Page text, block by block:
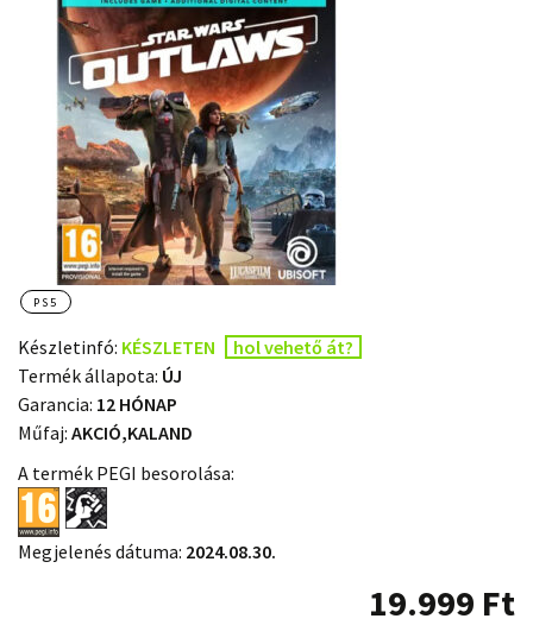
PS5
Készletinfó: KÉSZLETEN
hol vehető át?
Termék állapota: ÚJ
Garancia: 12 HÓNAP
Műfaj: AKCIÓ,KALAND
A termék PEGI besorolása:
Megjelenés dátuma: 2024.08.30.
19.999 Ft